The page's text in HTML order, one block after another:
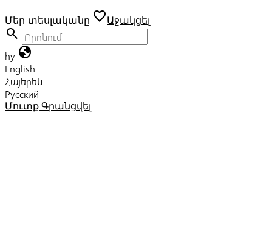
Մեր տեսլականը favoriteԱջակցել
search
hy globe
English
Հայերեն
Русский
Մուտք Գրանցվել